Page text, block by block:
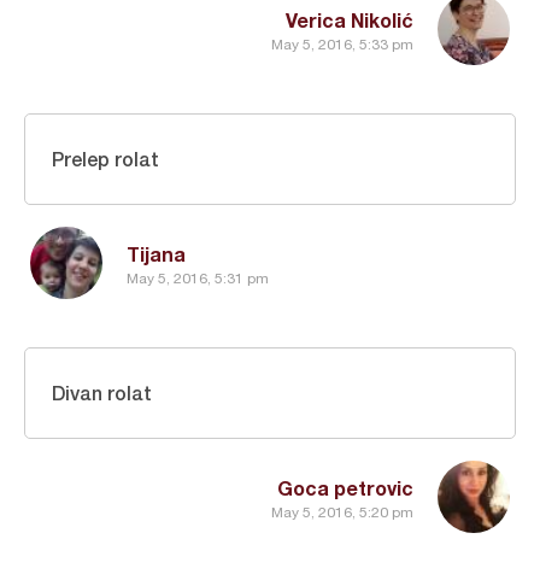
Verica Nikolić
May 5, 2016, 5:33 pm
Tijana
May 5, 2016, 5:31 pm
Prelep rolat
Goca petrovic
May 5, 2016, 5:20 pm
Divan rolat